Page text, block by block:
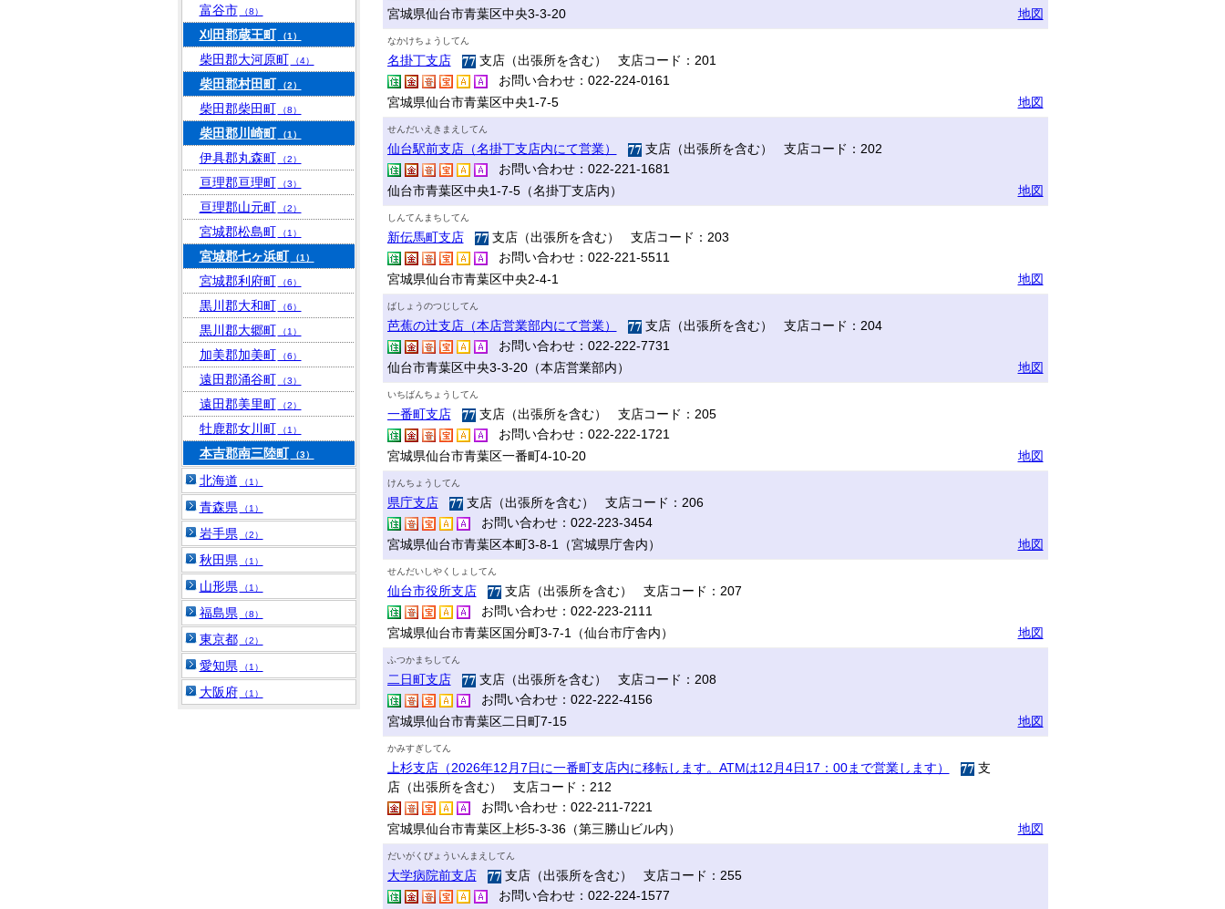
宮城県仙台市青葉区中央3-3-20
地図
なかけちょうしてん
名掛丁支店
支店（出張所を含む） 支店コード：201
お問い合わせ：022-224-0161
宮城県仙台市青葉区中央1-7-5
地図
せんだいえきまえしてん
仙台駅前支店（名掛丁支店内にて営業）
支店（出張所を含む） 支店コード：202
お問い合わせ：022-221-1681
仙台市青葉区中央1-7-5（名掛丁支店内）
地図
しんてんまちしてん
新伝馬町支店
支店（出張所を含む） 支店コード：203
お問い合わせ：022-221-5511
宮城県仙台市青葉区中央2-4-1
地図
ばしょうのつじしてん
芭蕉の辻支店（本店営業部内にて営業）
支店（出張所を含む） 支店コード：204
お問い合わせ：022-222-7731
仙台市青葉区中央3-3-20（本店営業部内）
地図
いちばんちょうしてん
一番町支店
支店（出張所を含む） 支店コード：205
お問い合わせ：022-222-1721
宮城県仙台市青葉区一番町4-10-20
地図
けんちょうしてん
県庁支店
支店（出張所を含む） 支店コード：206
お問い合わせ：022-223-3454
宮城県仙台市青葉区本町3-8-1（宮城県庁舎内）
地図
せんだいしやくしょしてん
仙台市役所支店
支店（出張所を含む） 支店コード：207
お問い合わせ：022-223-2111
宮城県仙台市青葉区国分町3-7-1（仙台市庁舎内）
地図
ふつかまちしてん
二日町支店
支店（出張所を含む） 支店コード：208
お問い合わせ：022-222-4156
宮城県仙台市青葉区二日町7-15
地図
かみすぎしてん
上杉支店（2026年12月7日に一番町支店内に移転します。ATMは12月4日17：00まで営業します）
支
店（出張所を含む） 支店コード：212
お問い合わせ：022-211-7221
宮城県仙台市青葉区上杉5-3-36（第三勝山ビル内）
地図
だいがくびょういんまえしてん
大学病院前支店
支店（出張所を含む） 支店コード：255
お問い合わせ：022-224-1577
富谷市 （8）
刈田郡蔵王町 （1）
柴田郡大河原町 （4）
柴田郡村田町 （2）
柴田郡柴田町 （8）
柴田郡川崎町 （1）
伊具郡丸森町 （2）
亘理郡亘理町 （3）
亘理郡山元町 （2）
宮城郡松島町 （1）
宮城郡七ヶ浜町 （1）
宮城郡利府町 （6）
黒川郡大和町 （6）
黒川郡大郷町 （1）
加美郡加美町 （6）
遠田郡涌谷町 （3）
遠田郡美里町 （2）
牡鹿郡女川町 （1）
本吉郡南三陸町 （3）
北海道 （1）
青森県 （1）
岩手県 （2）
秋田県 （1）
山形県 （1）
福島県 （8）
東京都 （2）
愛知県 （1）
大阪府 （1）